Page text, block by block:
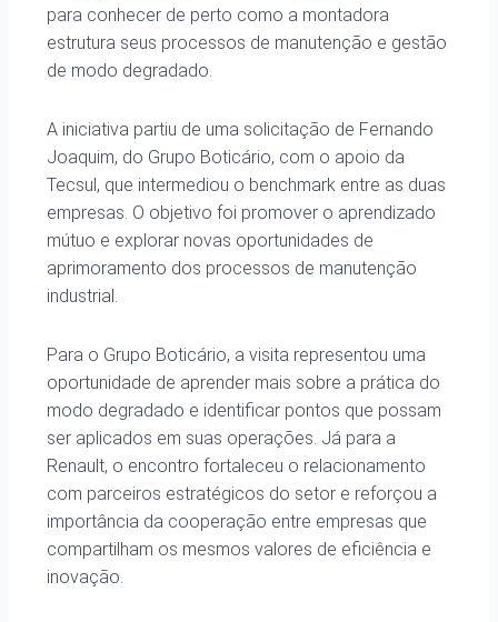
para conhecer de perto como a montadora
estrutura seus processos de manutenção e gestão
de modo degradado.
A iniciativa partiu de uma solicitação de Fernando
Joaquim, do Grupo Boticário, com o apoio da
Tecsul, que intermediou o benchmark entre as duas
empresas. O objetivo foi promover o aprendizado
mútuo e explorar novas oportunidades de
aprimoramento dos processos de manutenção
industrial.
Para o Grupo Boticário, a visita representou uma
oportunidade de aprender mais sobre a prática do
modo degradado e identificar pontos que possam
ser aplicados em suas operações. Já para a
Renault, o encontro fortaleceu o relacionamento
com parceiros estratégicos do setor e reforçou a
importância da cooperação entre empresas que
compartilham os mesmos valores de eficiência e
inovação.